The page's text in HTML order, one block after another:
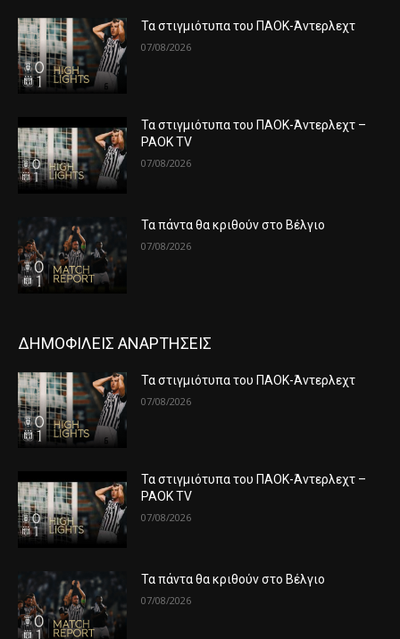
Τα στιγμιότυπα του ΠΑΟΚ-Άντερλεχτ
07/08/2026
Τα στιγμιότυπα του ΠΑΟΚ-Άντερλεχτ –
PAOK TV
07/08/2026
Τα πάντα θα κριθούν στο Βέλγιο
07/08/2026
ΔΗΜΟΦΙΛΕΙΣ ΑΝΑΡΤΗΣΕΙΣ
Τα στιγμιότυπα του ΠΑΟΚ-Άντερλεχτ
07/08/2026
Τα στιγμιότυπα του ΠΑΟΚ-Άντερλεχτ –
PAOK TV
07/08/2026
Τα πάντα θα κριθούν στο Βέλγιο
07/08/2026